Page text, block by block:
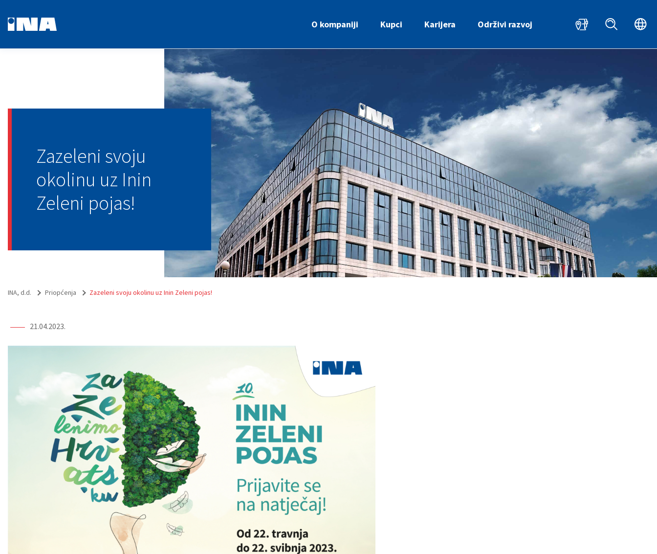
O kompaniji Kupci Karijera Održivi razvoj
Zazeleni svoju
okolinu uz Inin
Zeleni pojas!
INA, d.d. Priopćenja Zazeleni svoju okolinu uz Inin Zeleni pojas!
21.04.2023.